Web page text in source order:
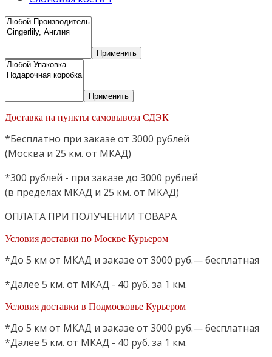
Применить
Применить
Доставка на пункты самовывоза СДЭК
*Бесплатно при заказе от 3000 рублей
(Москва и 25 км. от МКАД)
*300 рублей - при заказе до 3000 рублей
(в пределах МКАД и 25 км. от МКАД)
ОПЛАТА ПРИ ПОЛУЧЕНИИ ТОВАРА
Условия доставки по Москве Курьером
*До 5 км от МКАД и заказе от 3000 руб.— бесплатная
*Далее 5 км. от МКАД - 40 руб. за 1 км.
Условия доставки в Подмосковье Курьером
*До 5 км от МКАД и заказе от 3000 руб.— бесплатная
*Далее 5 км. от МКАД - 40 руб. за 1 км.